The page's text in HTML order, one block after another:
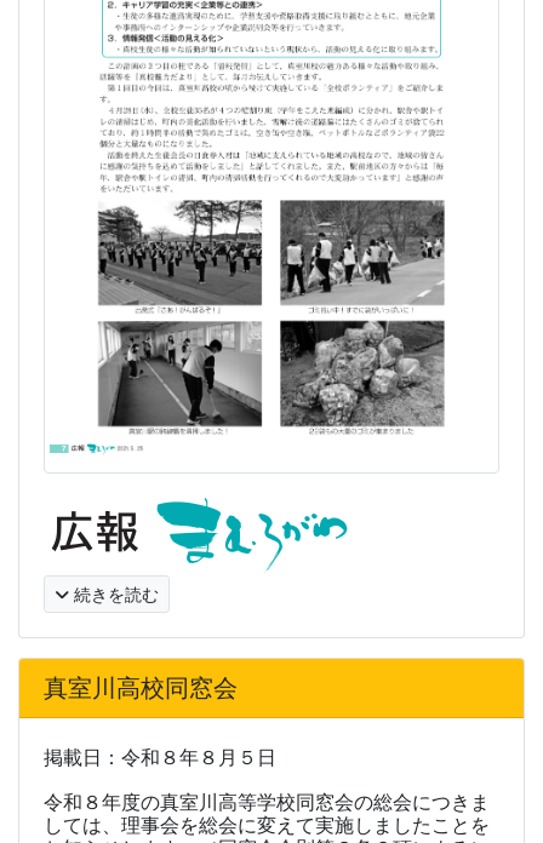
続きを読む
真室川高校同窓会
掲載日：令和８年８月５日
令和８年度の真室川高等学校同窓会の総会につきま
しては、理事会を総会に変えて実施しましたことを